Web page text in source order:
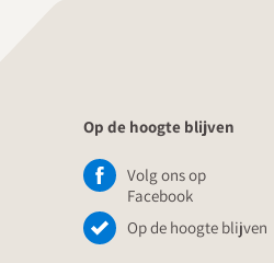
Op de hoogte blijven
Volg ons op
Facebook
Op de hoogte blijven